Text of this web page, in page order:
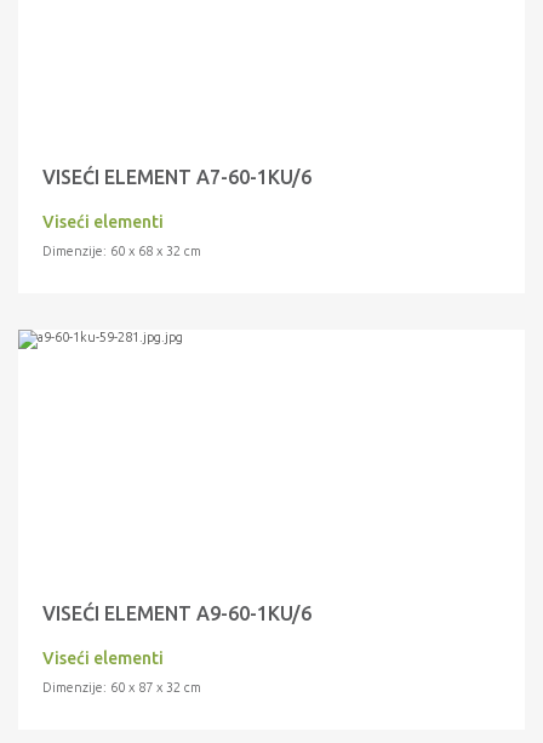
VISEĆI ELEMENT A7-60-1KU/6
Viseći elementi
Dimenzije: 60 x 68 x 32 cm
VISEĆI ELEMENT A9-60-1KU/6
Viseći elementi
Dimenzije: 60 x 87 x 32 cm